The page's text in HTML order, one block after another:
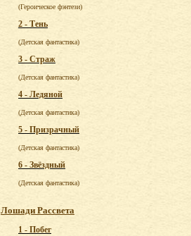
(Героическое фэнтези)
2 - Тень
(Детская фантастика)
3 - Страж
(Детская фантастика)
4 - Ледяной
(Детская фантастика)
5 - Призрачный
(Детская фантастика)
6 - Звёздный
(Детская фантастика)
Лошади Рассвета
1 - Побег